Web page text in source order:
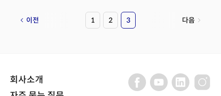
시장은 결국 50일 이평선 위에서 일주일을 견디지 못하고 다시 하락하기
시작했습니다. 물론 시장의 투자심리가 이렇게 악화된 것이 단순히
1일이고 하락이 시작된 것은 9월 3일입니다. 네, 바로 노동부의 고용지표가
발표된 시점입니다. 9월 3일 발표된 노동부의 8월 고용지표는 정말
'충격적'이라고 해도 과언이 아니었죠. 75만의 신규고용을 기대한 시장에
이전 1 2 3 다음
회사소개